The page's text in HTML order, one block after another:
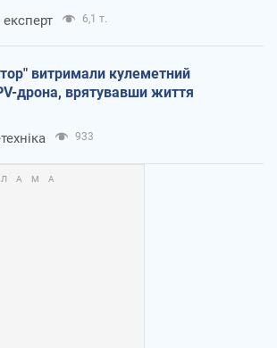
6,1 т.
витримали кулеметний
дрона, врятувавши життя
933